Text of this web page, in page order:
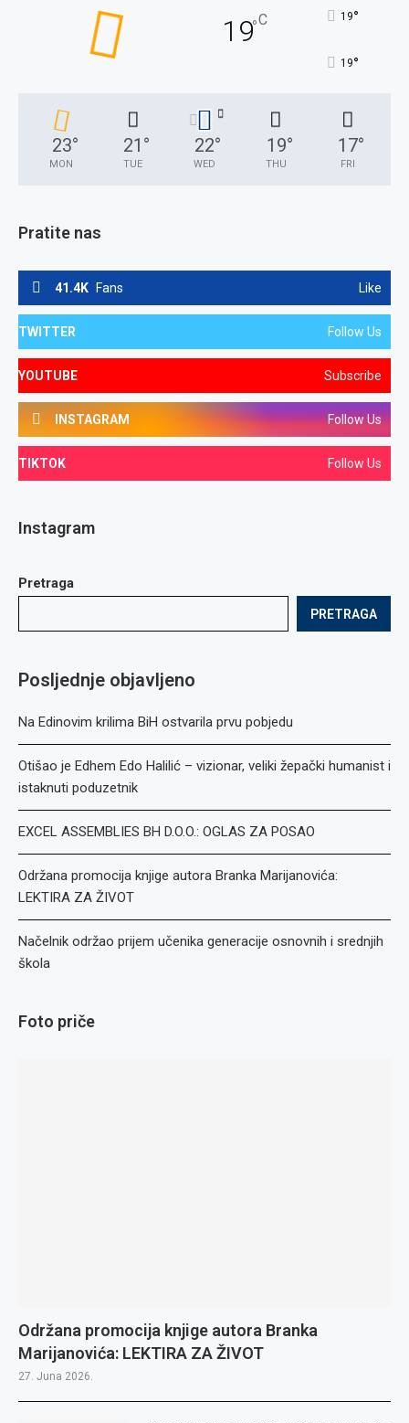
19°C 19°
19°
23°
MON
21 °
TUE
22°
WED
19°
THU
17°
FRI
Pratite nas
41.4K Fans Like
TWITTER Follow Us
YOUTUBE Subscribe
INSTAGRAM Follow Us
TIKTOK Follow Us
Instagram
Pretraga
PRETRAGA
Posljednje objavljeno
Na Edinovim krilima BiH ostvarila prvu pobjedu
Otišao je Edhem Edo Halilić – vizionar, veliki žepački humanist i
istaknuti poduzetnik
EXCEL ASSEMBLIES BH D.O.O.: OGLAS ZA POSAO
Održana promocija knjige autora Branka Marijanovića:
LEKTIRA ZA ŽIVOT
Načelnik održao prijem učenika generacije osnovnih i srednjih
škola
Foto priče
Održana promocija knjige autora Branka
Marijanovića: LEKTIRA ZA ŽIVOT
27. Juna 2026.